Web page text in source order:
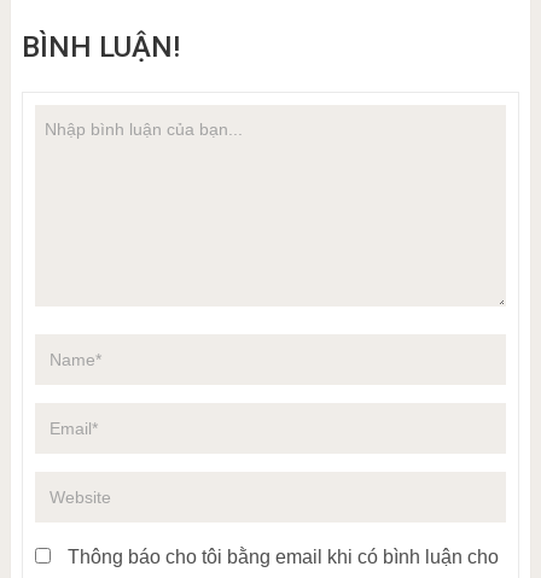
BÌNH LUẬN!
Thông báo cho tôi bằng email khi có bình luận cho